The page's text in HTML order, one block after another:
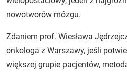
nowotworów mózgu.
Zdaniem prof. Wiesława
onkologa z Warszawy, jeśli
większej grupie pacjentów,